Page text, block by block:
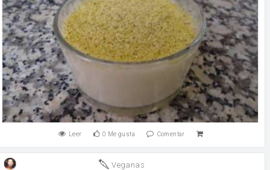
Leer 0 Me gusta Comentar
Veganas